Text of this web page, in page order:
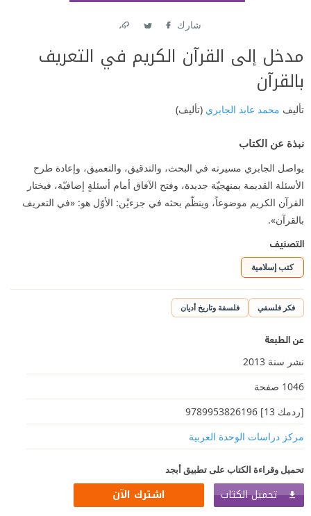
شارك
مدخل إلى القرآن الكريم في التعريف
بالقرآن
تأليف محمد عابد الجابري (تأليف)
نبذة عن الكتاب
يواصل الجابري مسيرته في البحث، والتدقيق، والتعميق، وإعادة طرح
الأسئلة القديمة بمنهجيّة جديدة، وفتح الآفاق أمام أسئلةٍ إضافيّة، فيختار
القرآن الكريم موضوعاً، وينظّم بحثه في جزءيْن: الأوّل هو: «في التعريف
بالقرآن».
التصنيف
كتب إسلامية
فكر فلسفي فلسفة وتاريخ أديان
عن الطبعة
نشر سنة 2013
1046 صفحة
[ردمك 13] 9789953826196
مركز دراسات الوحدة العربية
تحميل وقراءة الكتاب على تطبيق أبجد
تحميل الكتاب اشترك الآن